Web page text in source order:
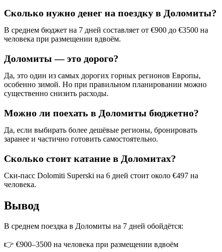
Сколько нужно денег на поездку в Доломиты?
В среднем бюджет на 7 дней составляет от €900 до €3500 на
человека при размещении вдвоём.
Доломиты — это дорого?
Да, это один из самых дорогих горных регионов Европы,
особенно зимой. Но при правильном планировании можно
существенно снизить расходы.
Можно ли поехать в Доломиты бюджетно?
Да, если выбирать более дешёвые регионы, бронировать
заранее и частично готовить самостоятельно.
Сколько стоит катание в Доломитах?
Ски-пасс Dolomiti Superski на 6 дней стоит около €497 на
человека.
Вывод
В среднем поездка в Доломиты на 7 дней обойдётся:
👉 €900–3500 на человека при размещении вдвоём